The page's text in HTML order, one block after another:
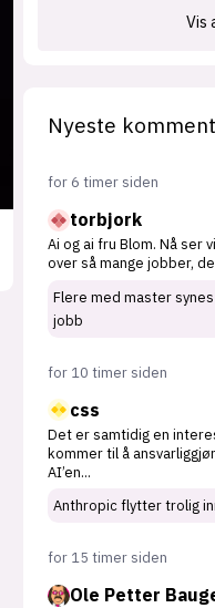
Vis
Nyeste
for 6 timer siden
torbjork
Ai og ai fru Blom. Nå ser
over så mange jobber,
Flere med master
jobb
for 10 timer siden
css
Det er samtidig en
kommer til å
AI’en...
Anthropic flytter trolig
for 15 timer siden
Ole Petter